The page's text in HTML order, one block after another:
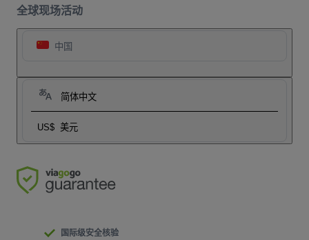
全球现场活动
中国
简体中文
US$ 美元
国际级安全核验